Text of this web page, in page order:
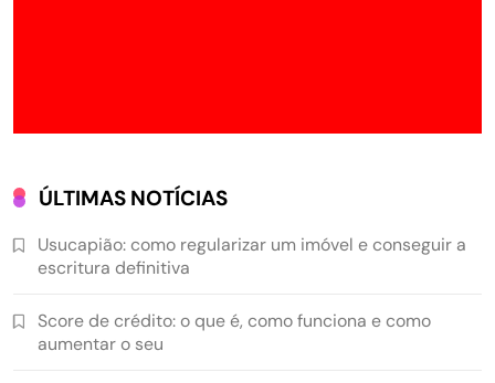
ÚLTIMAS NOTÍCIAS
Usucapião: como regularizar um imóvel e conseguir a
escritura definitiva
Score de crédito: o que é, como funciona e como
aumentar o seu